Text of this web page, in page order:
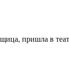
пришла в